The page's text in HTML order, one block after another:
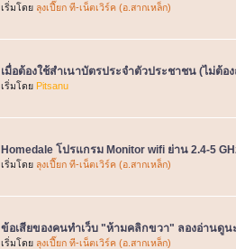
เริ่มโดย ลุงเปี๊ยก ที-เน็ตเวิร์ค (อ.สากเหล็ก)
เมื่อต้องใช้สำเนาบัตรประจำตัวประชาชน (ไม่ต้อ
เริ่มโดย Pitsanu
Homedale โปรแกรม Monitor wifi ย่าน 2.4-5
เริ่มโดย ลุงเปี๊ยก ที-เน็ตเวิร์ค (อ.สากเหล็ก)
ข้อเสียของคนทำเว็บ "ห้ามคลิกขวา" ลองอ่านดูน
เริ่มโดย ลุงเปี๊ยก ที-เน็ตเวิร์ค (อ.สากเหล็ก)